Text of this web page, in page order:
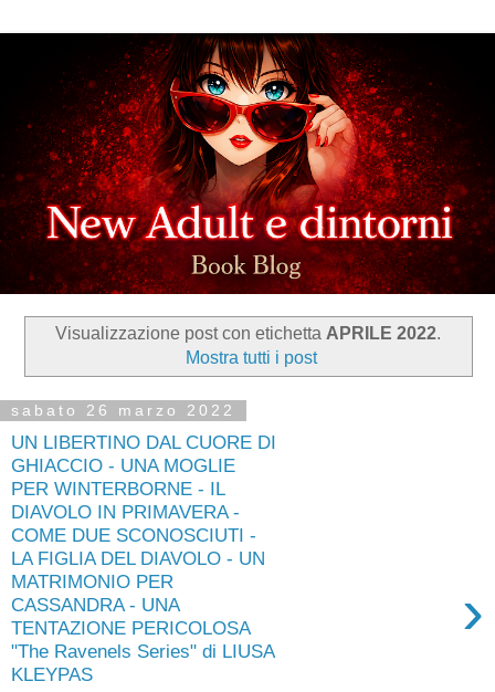
Visualizzazione post con etichetta APRILE 2022.
Mostra tutti i post
sabato 26 marzo 2022
UN LIBERTINO DAL CUORE DI
GHIACCIO - UNA MOGLIE
PER WINTERBORNE - IL
DIAVOLO IN PRIMAVERA -
COME DUE SCONOSCIUTI -
LA FIGLIA DEL DIAVOLO - UN
MATRIMONIO PER
CASSANDRA - UNA
TENTAZIONE PERICOLOSA
"The Ravenels Series" di LIUSA
KLEYPAS
›